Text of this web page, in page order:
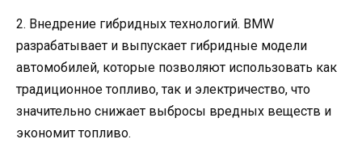
2. Внедрение гибридных технологий. BMW
разрабатывает и выпускает гибридные модели
автомобилей, которые позволяют использовать как
традиционное топливо, так и электричество, что
значительно снижает выбросы вредных веществ и
экономит топливо.